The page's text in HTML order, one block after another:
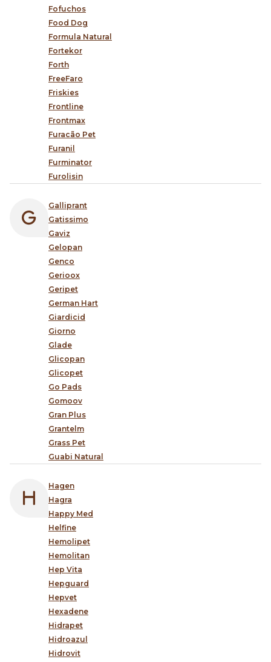
Fofuchos
Food Dog
Formula Natural
Fortekor
Forth
FreeFaro
Friskies
Frontline
Frontmax
Furacão Pet
Furanil
Furminator
Furolisin
Galliprant
Gatissimo
Gaviz
Gelopan
Genco
Gerioox
Geripet
German Hart
Giardicid
Giorno
Glade
Glicopan
Glicopet
Go Pads
Gomoov
Gran Plus
Grantelm
Grass Pet
Guabi Natural
Hagen
Hagra
Happy Med
Helfine
Hemolipet
Hemolitan
Hep Vita
Hepguard
Hepvet
Hexadene
Hidrapet
Hidroazul
Hidrovit